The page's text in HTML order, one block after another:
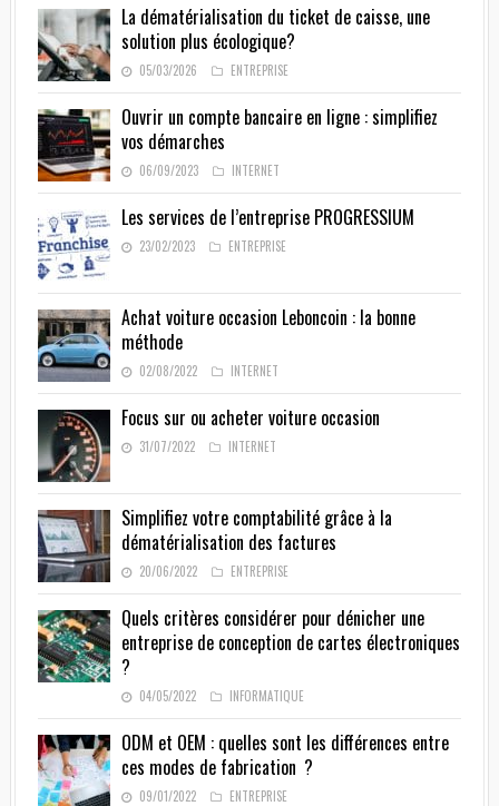
La dématérialisation du ticket de caisse, une
solution plus écologique?
05/03/2026 ENTREPRISE
Ouvrir un compte bancaire en ligne : simplifiez
vos démarches
06/09/2023 INTERNET
Les services de l’entreprise PROGRESSIUM
23/02/2023 ENTREPRISE
Achat voiture occasion Leboncoin : la bonne
méthode
02/08/2022 INTERNET
Focus sur ou acheter voiture occasion
31/07/2022 INTERNET
Simplifiez votre comptabilité grâce à la
dématérialisation des factures
20/06/2022 ENTREPRISE
Quels critères considérer pour dénicher une
entreprise de conception de cartes électroniques
?
04/05/2022 INFORMATIQUE
ODM et OEM : quelles sont les différences entre
ces modes de fabrication ?
09/01/2022 ENTREPRISE